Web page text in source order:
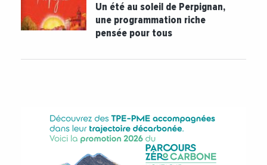
Un été au soleil de Perpignan,
une programmation riche
pensée pour tous